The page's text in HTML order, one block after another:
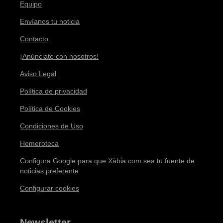
Equipo
Envíanos tu noticia
Contacto
¡Anúnciate con nosotros!
Aviso Legal
Política de privacidad
Política de Cookies
Condiciones de Uso
Hemeroteca
Configura Google para que Xàbia.com sea tu fuente de
noticias preferente
Configurar cookies